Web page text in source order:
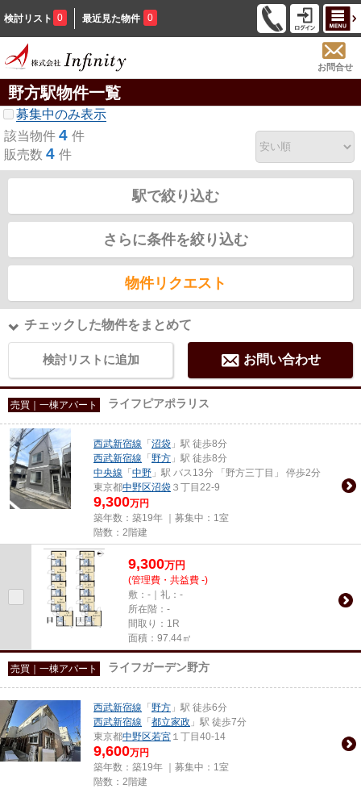
検討リスト 0 最近見た物件 0
お問合せ
野方駅物件一覧
募集中のみ表示
該当物件 4 件
販売数 4 件
駅で絞り込む
さらに条件を絞り込む
物件リクエスト
チェックした物件をまとめて
検討リストに追加 お問い合わせ
売買｜一棟アパート ライフピアポラリス
西武新宿線 「 沼袋 」駅 徒歩8分
西武新宿線 「 野方 」駅 徒歩8分
中央線 「 中野 」駅 バス13分 「野方三丁目」 停歩2分
東京都中野区沼袋 ３丁目22-9
9,300万円
築年数：築19年 ｜募集中： 1室
階数：2階建
9,300万円
(管理費・共益費 -)
敷：-｜礼：-
所在階：-
間取り：1R
面積：97.44㎡
売買｜一棟アパート ライフガーデン野方
西武新宿線 「 野方 」駅 徒歩6分
西武新宿線 「 都立家政 」駅 徒歩7分
東京都中野区若宮 １丁目40-14
9,600万円
築年数：築19年 ｜募集中： 1室
階数：2階建